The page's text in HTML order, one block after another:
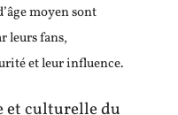
moyen sont
leurs fans,
et leur influence.
et culturelle du